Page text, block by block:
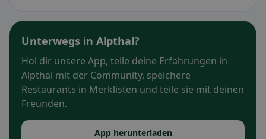
Unterwegs in Alpthal?
Hol dir unsere App, teile deine Erfahrungen in
Alpthal mit der Community, speichere
Restaurants in Merklisten und teile sie mit deinen
Freunden.
App herunterladen